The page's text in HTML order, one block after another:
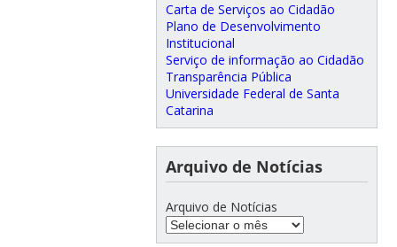
Carta de Serviços ao Cidadão
Plano de Desenvolvimento
Institucional
Serviço de informação ao Cidadão
Transparência Pública
Universidade Federal de Santa
Catarina
Arquivo de Notícias
Arquivo de Notícias